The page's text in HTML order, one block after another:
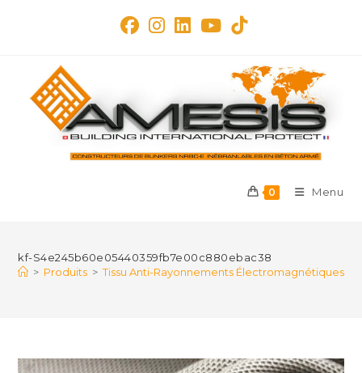
0 Menu
kf-S4e245b60e05440359fb7e00c880ebac38
> Produits > Tissu Anti-Rayonnements Électromagnétiques